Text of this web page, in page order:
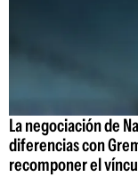
La negociación de
diferencias con
recomponer el